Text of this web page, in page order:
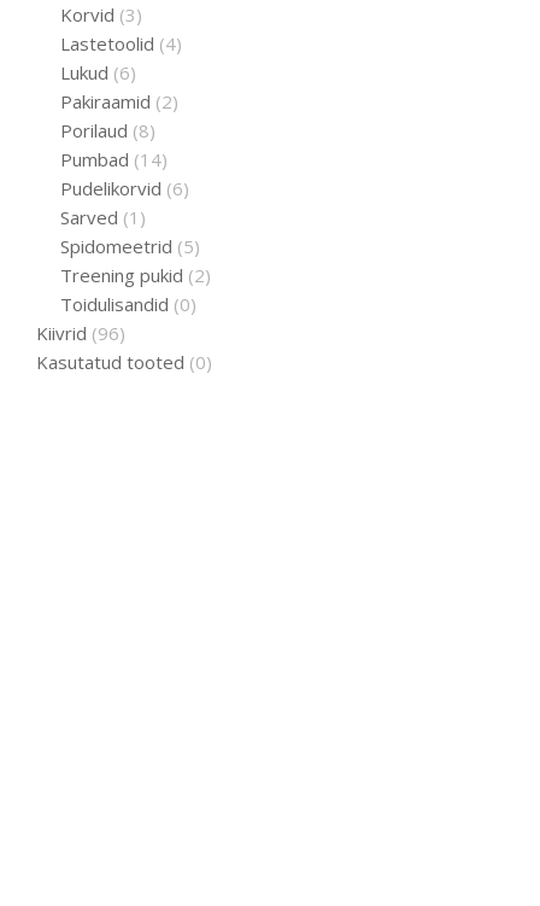
Korvid (3)
Lastetoolid (4)
Lukud (6)
Pakiraamid (2)
Porilaud (8)
Pumbad (14)
Pudelikorvid (6)
Sarved (1)
Spidomeetrid (5)
Treening pukid (2)
Toidulisandid (0)
Kiivrid (96)
Kasutatud tooted (0)